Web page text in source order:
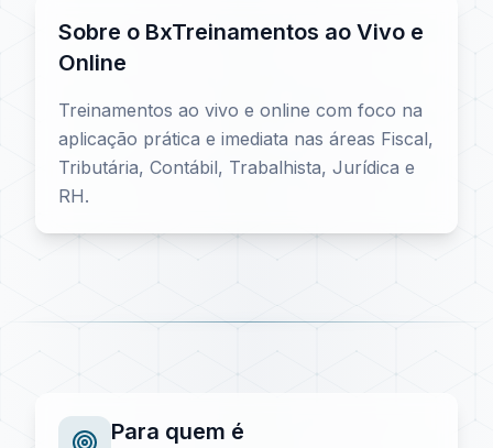
Sobre o BxTreinamentos ao Vivo e
Online
Treinamentos ao vivo e online com foco na
aplicação prática e imediata nas áreas Fiscal,
Tributária, Contábil, Trabalhista, Jurídica e
RH.
Para quem é